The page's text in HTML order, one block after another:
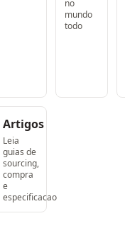
no
mundo
todo
Artigos
Leia
guias de
sourcing,
compra
e
especificacao